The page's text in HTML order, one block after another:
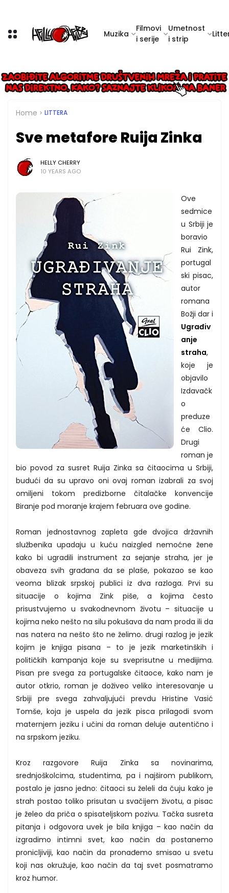
Muzika
Filmovi
i serije
Umetnost
i strip
Home LITTERA
Sve metafore Ruija Zinka
HELLY CHERRY
10 YEARS AGO
Ove
sedmice
u Srbiji je
boravio
Rui Zink,
portugal
ski pisac,
autor
romana
Božji dar i
Ugrađiv
anje
straha,
koje je
objavilo
Izdavačk
o
preduze
će Clio.
Drugi
roman je
bio povod za susret Ruija Zinka sa čitaocima u Srbiji,
budući da su upravo oni ovaj roman izabrali za svoj
omiljeni tokom predizborne čitalačke konvencije
Biranje pod moranje krajem februara ove godine.
Roman jednostavnog zapleta gde dvojica državnih
službenika upadaju u kuću naizgled nemoćne žene
kako bi ugradili instrument za sejanje straha, jer je
obaveza svih građana da se plaše, pokazao se kao
veoma blizak srpskoj publici iz dva razloga. Prvi su
situacije o kojima Zink piše, a kojima često
prisustvujemo u svakodnevnom životu – situacije u
kojima neko nešto na silu pokušava da nam proda ili da
nas natera na nešto što ne želimo. drugi razlog je jezik
kojim je knjiga pisana – to je jezik marketinških i
političkih kampanja koje su sveprisutne u medijima.
Pisan pre svega za portugalske čitaoce, kako nam je
autor otkrio, roman je doživeo veliko interesovanje u
Srbiji pre svega zahvaljujući prevdu Hristine Vasić
Tomše, koja je uspela da jezik pisca prilagodi svom
maternjem jeziku i učini da roman deluje autentično i
na srpskom jeziku.
Kroz razgovore Ruija Zinka sa novinarima,
srednjoškolcima, studentima, pa i najširom publikom,
postalo je jasno jedno: čitaoci su želeli da čuju kako je
strah postao toliko prisutan u svačijem životu, a pisac
je želeo da priča o spisateljskom pozivu. Tačka susreta
pitanja i odgovora uvek je bila knjiga – kao način da
izgradimo intimni svet, kao način da postanemo
pronicljiviji, kao način da pronađemo smisao u svetu
koji nas okružuje, kao način da taj svet posmatramo
kroz humor.